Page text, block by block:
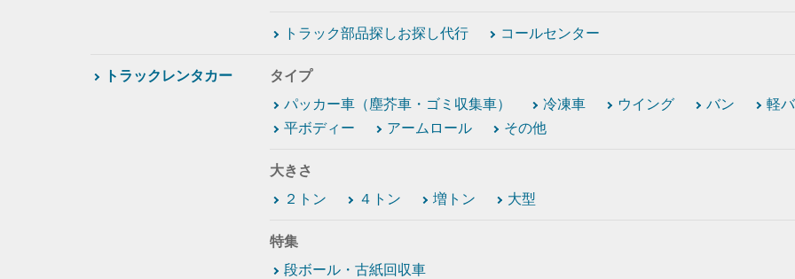
トラック部品探しお探し代行 コールセンター
トラックレンタカー
タイプ
パッカー車（塵芥車・ゴミ収集車）
冷凍車 ウイング バン 軽
平ボディー
アームロール その他
大きさ
２トン
４トン 増トン 大型
特集
段ボール・古紙回収車